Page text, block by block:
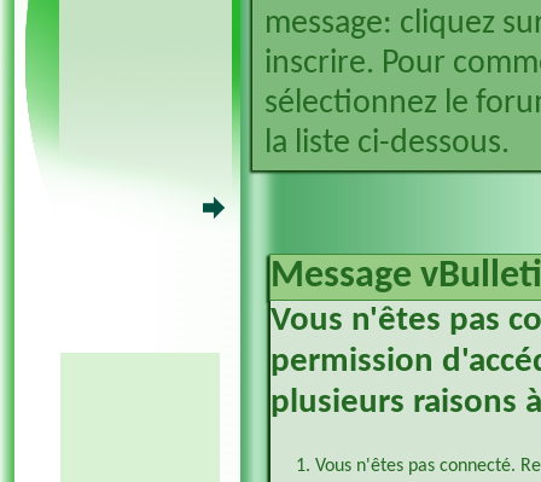
message: cliquez
inscrire. Pour
sélectionnez le
la liste ci-dessous.
Message
Vous n'êtes pas
permission
plusieurs raisons
Vous n'êtes pas connecté.